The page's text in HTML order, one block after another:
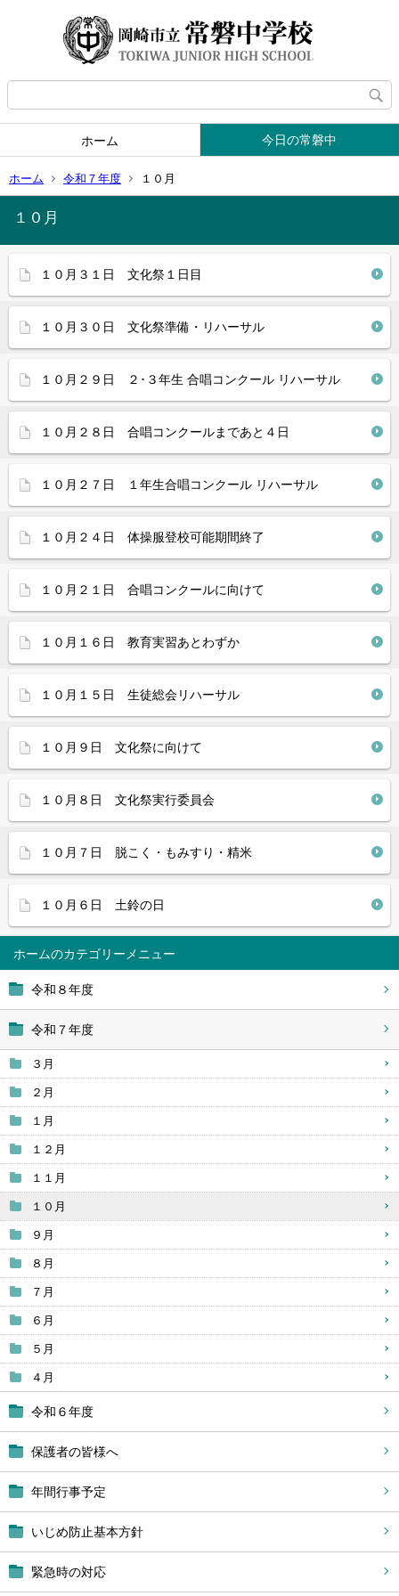
ホーム 今日の常磐中
ホーム 令和７年度 １０月
ホーム
令和８年度
令和７年度
３月
２月
１月
１２月
１１月
１０月
９月
８月
７月
６月
５月
４月
令和６年度
保護者の皆様へ
年間行事予定
いじめ防止基本方針
緊急時の対応
１０月
１０月３１日 文化祭１日目
１０月３０日 文化祭準備・リハーサル
１０月２９日 ２･３年生 合唱コンクール リハーサル
１０月２８日 合唱コンクールまであと４日
１０月２７日 １年生合唱コンクール リハーサル
１０月２４日 体操服登校可能期間終了
１０月２１日 合唱コンクールに向けて
１０月１６日 教育実習あとわずか
１０月１５日 生徒総会リハーサル
１０月９日 文化祭に向けて
１０月８日 文化祭実行委員会
１０月７日 脱こく・もみすり・精米
１０月６日 土鈴の日